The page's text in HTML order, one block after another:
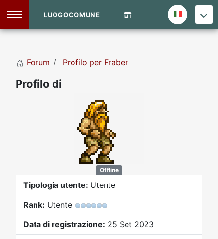
Forum
LUOGOCOMUNE
Forum Profilo per Fraber
Profilo di
Offline
Tipologia utente: Utente
Rank: Utente
Data di registrazione: 25 Set 2023